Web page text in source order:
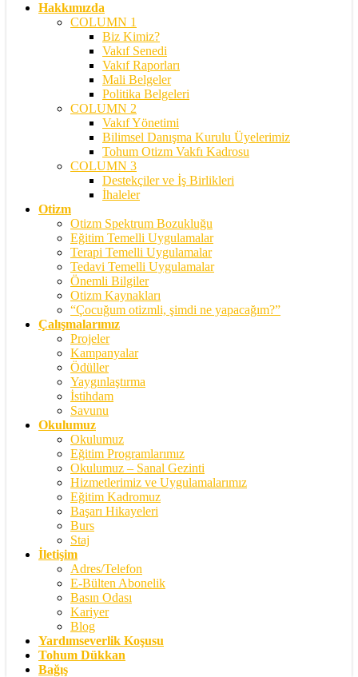
Hakkımızda
COLUMN 1
Biz Kimiz?
Vakıf Senedi
Vakıf Raporları
Mali Belgeler
Politika Belgeleri
COLUMN 2
Vakıf Yönetimi
Bilimsel Danışma Kurulu Üyelerimiz
Tohum Otizm Vakfı Kadrosu
COLUMN 3
Destekçiler ve İş Birlikleri
İhaleler
Otizm
Otizm Spektrum Bozukluğu
Eğitim Temelli Uygulamalar
Terapi Temelli Uygulamalar
Tedavi Temelli Uygulamalar
Önemli Bilgiler
Otizm Kaynakları
“Çocuğum otizmli, şimdi ne yapacağım?”
Çalışmalarımız
Projeler
Kampanyalar
Ödüller
Yaygınlaştırma
İstihdam
Savunu
Okulumuz
Okulumuz
Eğitim Programlarımız
Okulumuz – Sanal Gezinti
Hizmetlerimiz ve Uygulamalarımız
Eğitim Kadromuz
Başarı Hikayeleri
Burs
Staj
İletişim
Adres/Telefon
E-Bülten Abonelik
Basın Odası
Kariyer
Blog
Yardımseverlik Koşusu
Tohum Dükkan
Bağış